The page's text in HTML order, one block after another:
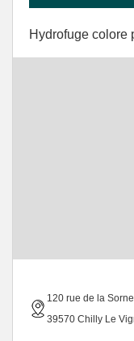
Hydrofuge colore
120 rue de la Sorne
39570 Chilly Le